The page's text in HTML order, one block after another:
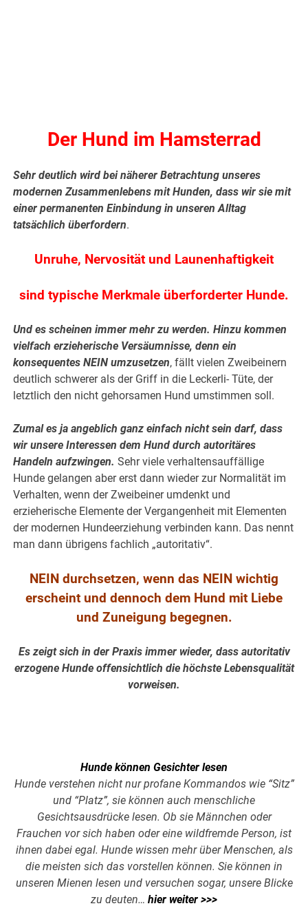
Der Hund im Hamsterrad
Sehr deutlich wird bei näherer Betrachtung unseres
modernen Zusammenlebens mit Hunden, dass wir sie mit
einer permanenten Einbindung in unseren Alltag
tatsächlich überfordern.
Unruhe, Nervosität und Launenhaftigkeit
sind typische Merkmale überforderter Hunde.
Und es scheinen immer mehr zu werden. Hinzu kommen
vielfach erzieherische Versäumnisse, denn ein
konsequentes NEIN umzusetzen, fällt vielen Zweibeinern
deutlich schwerer als der Griff in die Leckerli- Tüte, der
letztlich den nicht gehorsamen Hund umstimmen soll.
Zumal es ja angeblich ganz einfach nicht sein darf, dass
wir unsere Interessen dem Hund durch autoritäres
Handeln aufzwingen. Sehr viele verhaltensauffällige
Hunde gelangen aber erst dann wieder zur Normalität im
Verhalten, wenn der Zweibeiner umdenkt und
erzieherische Elemente der Vergangenheit mit Elementen
der modernen Hundeerziehung verbinden kann. Das nennt
man dann übrigens fachlich „autoritativ“.
NEIN durchsetzen, wenn das NEIN wichtig
erscheint und dennoch dem Hund mit Liebe
und Zuneigung begegnen.
Es zeigt sich in der Praxis immer wieder, dass autoritativ
erzogene Hunde offensichtlich die höchste Lebensqualität
vorweisen.
Hunde können Gesichter lesen
Hunde verstehen nicht nur profane Kommandos wie “Sitz”
und “Platz”, sie können auch menschliche
Gesichtsausdrücke lesen. Ob sie Männchen oder
Frauchen vor sich haben oder eine wildfremde Person, ist
ihnen dabei egal. Hunde wissen mehr über Menschen, als
die meisten sich das vorstellen können. Sie können in
unseren Mienen lesen und versuchen sogar, unsere Blicke
zu deuten… hier weiter >>>